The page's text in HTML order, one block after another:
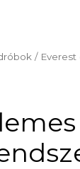
/ Everest